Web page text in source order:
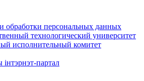
обработки персональных данных
технологический университет
исполнительный комитет
партал